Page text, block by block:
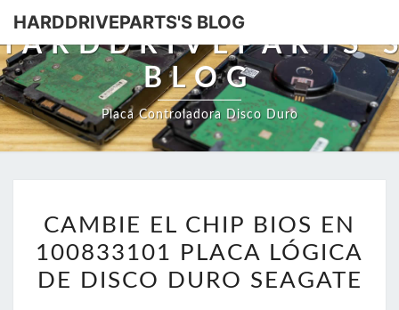
HARDDRIVEPARTS'S BLOG
BLOG
Placa Controladora Disco Duro
EL
CHIP
BIOS
CAMBIE EL CHIP BIOS EN
100833101 PLACA LÓGICA
DE DISCO DURO SEAGATE